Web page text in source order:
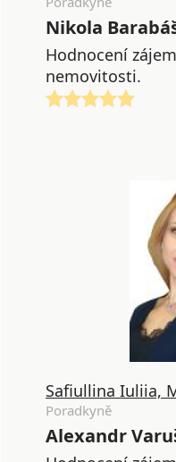
Nikola
Hodnocení
nemovitosti.
Safiullina Iuliia,
Poradkyně
Alexandr